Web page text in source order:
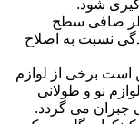
شود.
صافی سطح
نسبت به اصلاح
است برخی از لوازم
نو و طولانی
جبران می گردد.